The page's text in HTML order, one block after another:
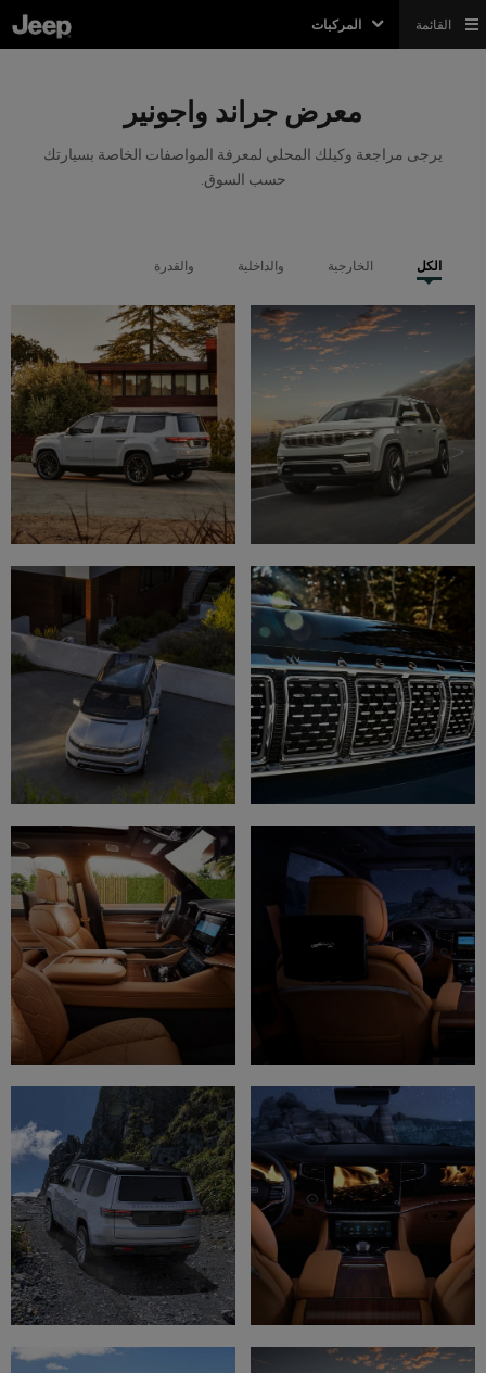
المركبات القائمة
معرض جراند واجونير
يرجى مراجعة وكيلك المحلي لمعرفة المواصفات الخاصة بسيارتك
حسب السوق.
الكل الخارجية والداخلية والقدرة